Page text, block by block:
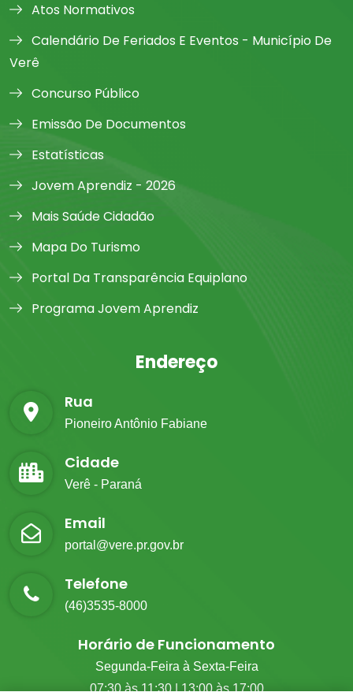
Atos Normativos
Calendário De Feriados E Eventos - Município De
Verê
Concurso Público
Emissão De Documentos
Estatísticas
Jovem Aprendiz - 2026
Mais Saúde Cidadão
Mapa Do Turismo
Portal Da Transparência Equiplano
Programa Jovem Aprendiz
Endereço
Rua
Pioneiro Antônio Fabiane
Cidade
Verê - Paraná
Email
portal@vere.pr.gov.br
Telefone
(46)3535-8000
Horário de Funcionamento
Segunda-Feira à Sexta-Feira
07:30 às 11:30 | 13:00 às 17:00